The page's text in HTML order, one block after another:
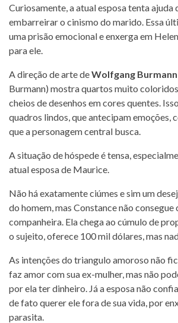
Curiosamente, a atual esposa tenta ajuda
embarreirar o cinismo do marido. Essa
uma prisão emocional e enxerga em
para ele.
A direção de arte deWolfgang Burmann
Burmann) mostra quartos muito
cheios de desenhos em cores quentes.
quadros lindos, que antecipam emoções,
que a personagem central busca.
A situação de hóspede é tensa,
atual esposa de Maurice.
Não há exatamente ciúmes e sim um
do homem, mas Constance não consegue
companheira. Ela chega ao cúmulo de
o sujeito, oferece 100 mil dólares, mas
As intenções do triangulo amoroso não
faz amor com sua ex-mulher, mas não
por ela ter dinheiro. Já a esposa não
de fato querer ele fora de sua vida, por
parasita.